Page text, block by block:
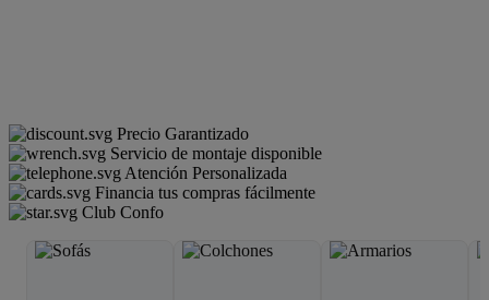
Precio Garantizado
Servicio de montaje disponible
Atención Personalizada
Financia tus compras fácilmente
Club Confo